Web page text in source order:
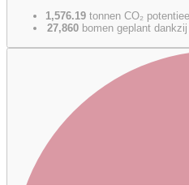
1,576.19 tonnen CO₂
27,860 bomen geplant